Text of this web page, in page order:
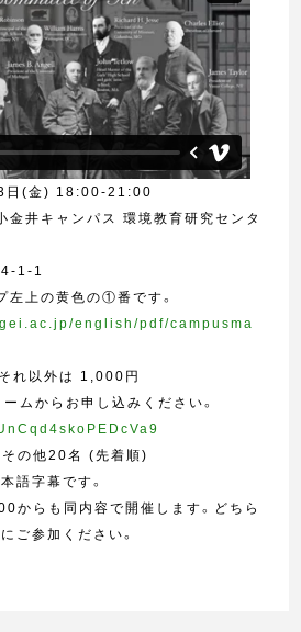
日(金) 18:00-21:00
金井キャンパス 環境教育研究センタ
4-1-1
左上の黄色の①番です。
english/pdf/campusma
れ以外は 1,000円
ムからお申し込みください。
その他20名 (先着順)
語字幕です。
らも同内容で開催します。どちら
ご参加ください。